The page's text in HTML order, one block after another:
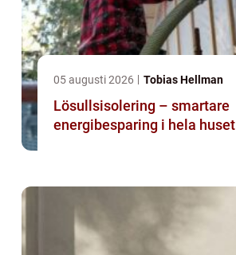
05 augusti 2026 Tobias Hellman
Lösullsisolering – smartare
energibesparing i hela huset